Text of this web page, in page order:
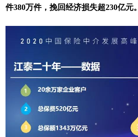
件380万件，挽回经济损失超230亿元。